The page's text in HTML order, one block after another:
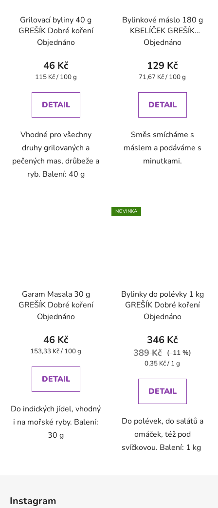
Grilovací byliny 40 g
GREŠÍK Dobré koření
Objednáno
46 Kč
Měrná
115 Kč / 100 g
DETAIL
Vhodné pro všechny
druhy grilovaných a
pečených mas, drůbeže a
ryb. Balení: 40 g
Bylinkové máslo 180 g
KBELÍČEK GREŠÍK
Dobré koření
Objednáno
129 Kč
Měrná
71,67 Kč / 100 g
DETAIL
Směs smícháme s
máslem a podáváme s
minutkami.
Garam Masala 30 g
GREŠÍK Dobré koření
Objednáno
46 Kč
Měrná
153,33 Kč / 100 g
DETAIL
Do indických jídel, vhodný
i na mořské ryby. Balení:
30 g
NOVINKA
Bylinky do polévky 1 kg
GREŠÍK Dobré koření
Objednáno
346 Kč
389 Kč
(–11 %)
Měrná
0,35 Kč / 1 g
DETAIL
Do polévek, do salátů a
omáček, též pod
svíčkovou. Balení: 1 kg
Instagram